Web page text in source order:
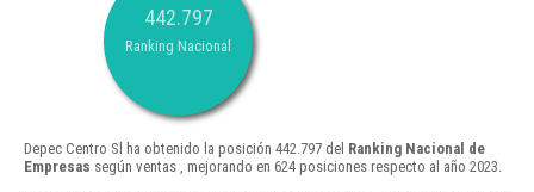
442.797
Ranking Nacional
Depec Centro Sl ha obtenido la posición 442.797 del Ranking Nacional de
Empresas según ventas , mejorando en 624 posiciones respecto al año 2023.